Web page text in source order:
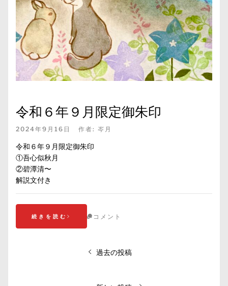
令和６年９月限定御朱印
2024年9月16日 作者: 岑月
令和６年９月限定御朱印
①吾心似秋月
②碧潭清〜
解説文付き
続きを読む コメント
過去の投稿